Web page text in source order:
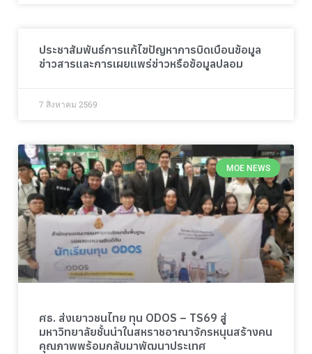
ประชาสัมพันธ์การแก้ไขปัญหาการบิดเบือนข้อมูล
ข่าวสารและการเผยแพร่ข่าวหรือข้อมูลปลอม
7 สิงหาคม 2569
MOE NEWS
ศธ. ส่งเยาวชนไทย ทุน ODOS – TS69 สู่
มหาวิทยาลัยชั้นนำในสหราชอาณาจักรหนุนสร้างคน
คุณภาพพร้อมกลับมาพัฒนาประเทศ